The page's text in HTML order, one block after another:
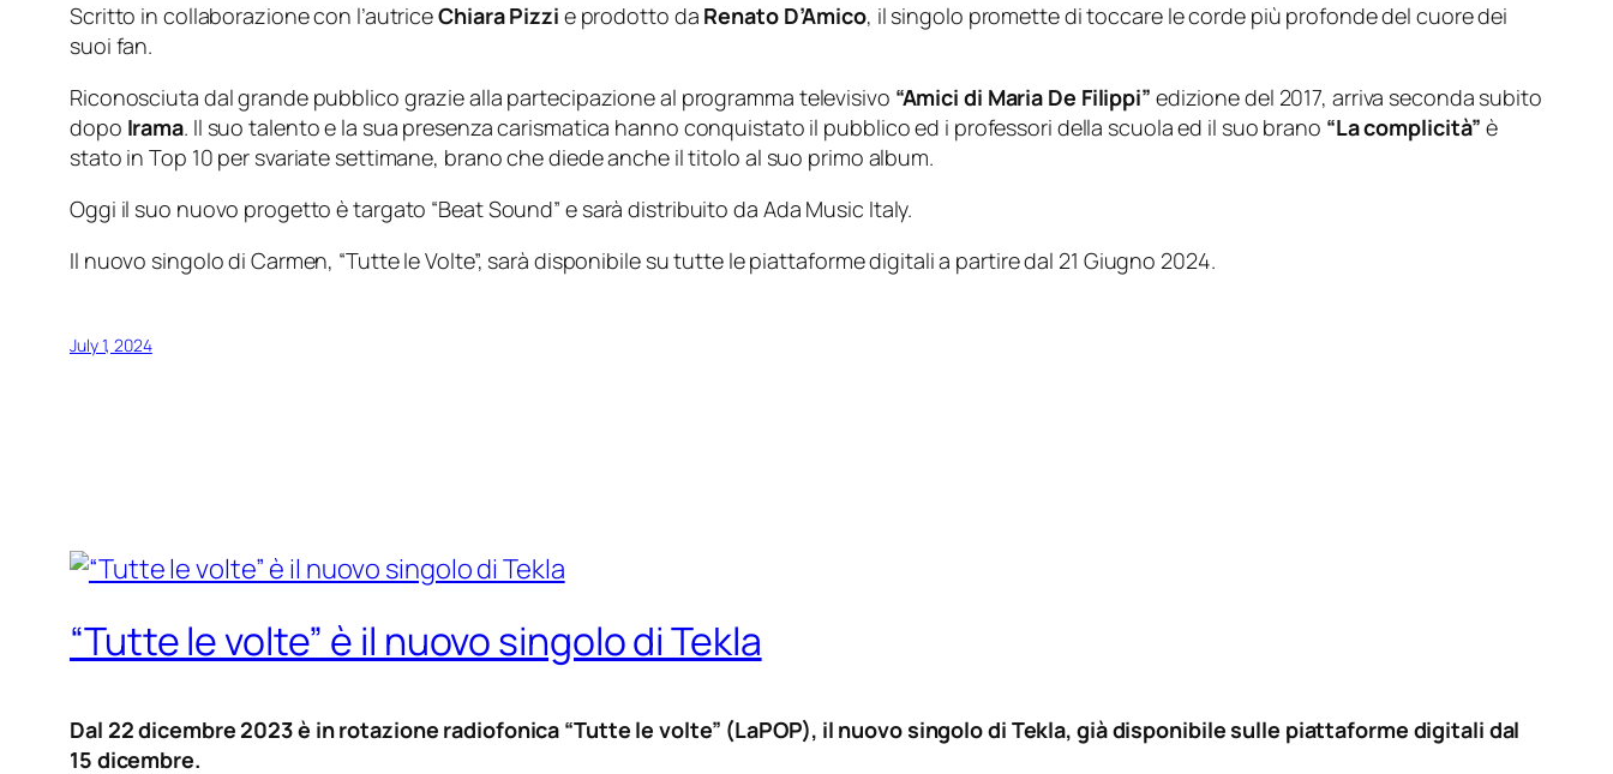
Scritto in collaborazione con l’autriceChiara Pizzi e prodotto da Renato D’Amico, il singolo promette di toccare le corde più profonde del cuore dei
suoi fan.
Riconosciuta dal grande pubblico grazie alla partecipazione al programma televisivo “Amici di Maria De Filippi” edizione del 2017, arriva seconda subito
dopo Irama. Il suo talento e la sua presenza carismatica hanno conquistato il pubblico ed i professori della scuola ed il suo brano “La complicità” è
stato in Top 10 per svariate settimane, brano che diede anche il titolo al suo primo album.
Oggi il suo nuovo progetto è targato “Beat Sound” e sarà distribuito da Ada Music Italy.
Il nuovo singolo di Carmen, “Tutte le Volte”, sarà disponibile su tutte le piattaforme digitali a partire dal 21 Giugno 2024.
July 1, 2024
“Tutte le volte” è il nuovo singolo di Tekla
Dal 22 dicembre 2023 è in rotazione radiofonica “Tutte le volte” (LaPOP), il nuovo singolo di Tekla, già disponibile sulle piattaforme digitali dal
15 dicembre.